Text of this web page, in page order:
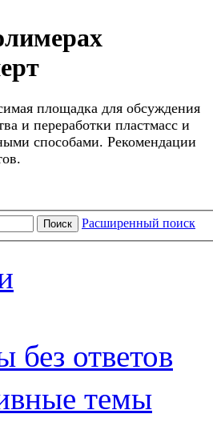
площадка для обсуждения
и переработки пластмасс и
способами. Рекомендации
Поиск Расширенный поиск
без ответов
темы